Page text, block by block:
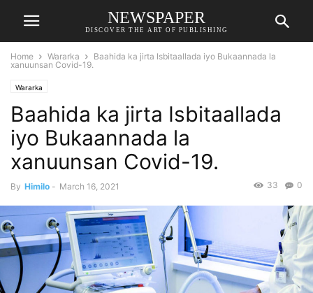
NEWSPAPER
DISCOVER THE ART OF PUBLISHING
Home Wararka
Baahida ka jirta Isbitaallada iyo Bukaannada la
xanuunsan Covid-19.
Wararka
Baahida ka jirta Isbitaallada
iyo Bukaannada la
xanuunsan Covid-19.
By Himilo - March 16, 2021 0
33